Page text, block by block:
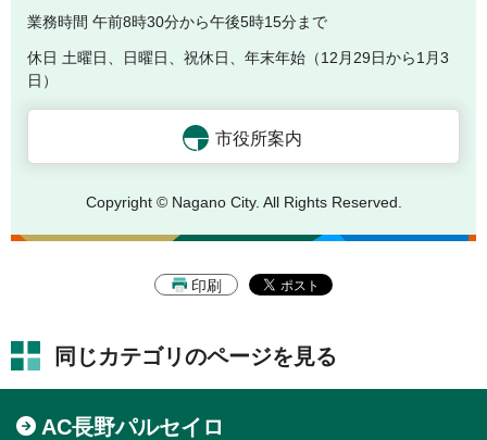
業務時間 午前8時30分から午後5時15分まで
休日 土曜日、日曜日、祝休日、年末年始（12月29日から1月3
日）
市役所案内
Copyright © Nagano City. All Rights Reserved.
印刷
同じカテゴリのページを見る
AC長野パルセイロ